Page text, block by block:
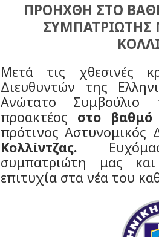
ΠΡΟΗΧΘΗ ΣΤΟ
ΣΥΜΠΑΤΡΙΩΤΗΣ
Μετά τις χθεσινές
Διευθυντών της
Ανώτατο
προακτέος στο
πρότινος Αστυνομικός
Κολλίντζας.
συμπατριώτη μας
επιτυχία στα νέα του